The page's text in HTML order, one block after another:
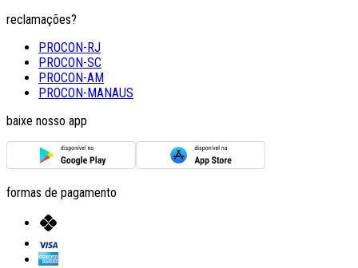
reclamações?
PROCON-RJ
PROCON-SC
PROCON-AM
PROCON-MANAUS
baixe nosso app
formas de pagamento